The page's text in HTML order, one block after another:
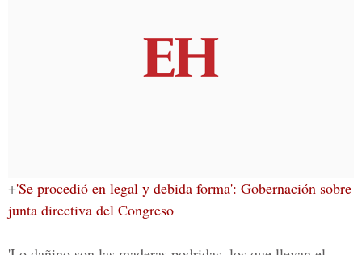
+'Se procedió en legal y debida forma': Gobernación sobre
junta directiva del Congreso